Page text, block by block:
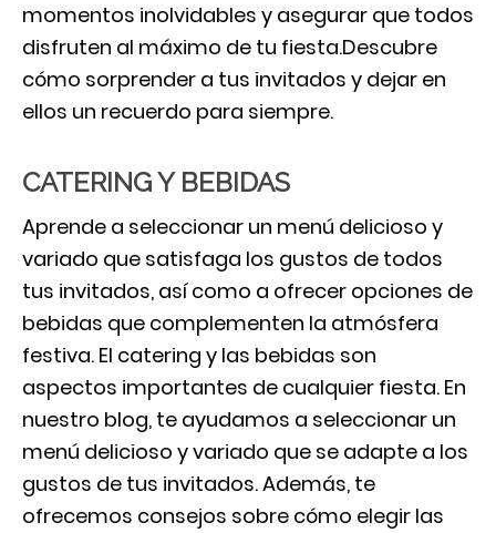
momentos inolvidables y asegurar que todos
disfruten al máximo de tu fiesta.Descubre
cómo sorprender a tus invitados y dejar en
ellos un recuerdo para siempre.
CATERING Y BEBIDAS
Aprende a seleccionar un menú delicioso y
variado que satisfaga los gustos de todos
tus invitados, así como a ofrecer opciones de
bebidas que complementen la atmósfera
festiva. El catering y las bebidas son
aspectos importantes de cualquier fiesta. En
nuestro blog, te ayudamos a seleccionar un
menú delicioso y variado que se adapte a los
gustos de tus invitados. Además, te
ofrecemos consejos sobre cómo elegir las